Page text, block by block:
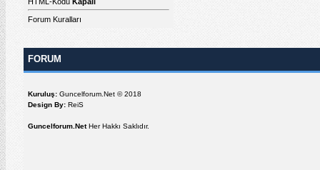
Forum Kuralları
FORUM
Kuruluş: Guncelforum.Net © 2018
Design By: ReiS
Guncelforum.NetHer Hakkı Saklıdır.